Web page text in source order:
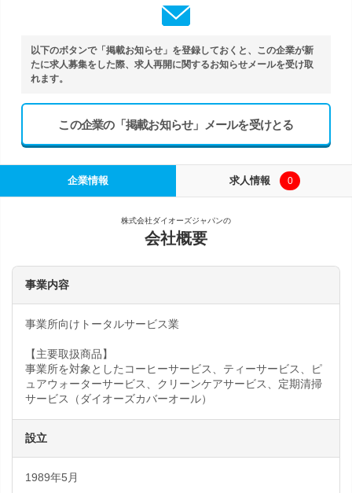
以下のボタンで「掲載お知らせ」を登録しておくと、この企業が新
たに求人募集をした際、求人再開に関するお知らせメールを受け取
れます。
この企業の「掲載お知らせ」メールを受けとる
企業情報 求人情報 0
株式会社ダイオーズジャパンの
会社概要
事業内容
事業所向けトータルサービス業
【主要取扱商品】
事業所を対象としたコーヒーサービス、ティーサービス、ピ
ュアウォーターサービス、クリーンケアサービス、定期清掃
サービス（ダイオーズカバーオール）
設立
1989年5月